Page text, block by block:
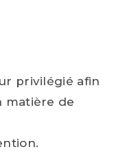
privilégié afin
matière de